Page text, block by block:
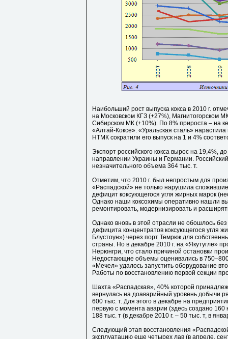
Наибольший рост выпуска кокса в 2010 г.
на Московском КГЗ (+27%), Магнитогорском
Сибирском МК (+10%). По 8% прироста – на
«Алтай-Коксе». «Уральская сталь»
НТМК сократили его выпуск на 1 и 4%
Экспорт российского кокса вырос на 19,4%,
направлении Украины и Германии.
незначительного объема 364 тыс. т.
Отметим, что 2010 г. был непростым для
«Распадской» не только нарушила
дефицит коксующегося угля жирных марок
Однако наши коксохимы оперативно нашли
ремонтировать, модернизировать и
Однако вновь в этой отрасли не обошлось
дефицита концентратов коксующегося угля
Блустоун») через порт Темрюк для
страны. Но в декабре 2010 г. на «Якутугле»
Нерюнгри, что стало причиной остановки
Недостающие объемы оценивались в 750–800
«Мечел» удалось запустить оборудование
Работы по восстановлению первой секции
Шахта «Распадская», 40% которой
вернулась на доаварийный уровень добычи
600 тыс. т. Для этого в декабре на
первую с момента аварии (здесь создано 160
188 тыс. т (в декабре 2010 г. – 50 тыс. т, в
Следующий этап восстановления
эксплуатацию еще четырех лав (в апреле,